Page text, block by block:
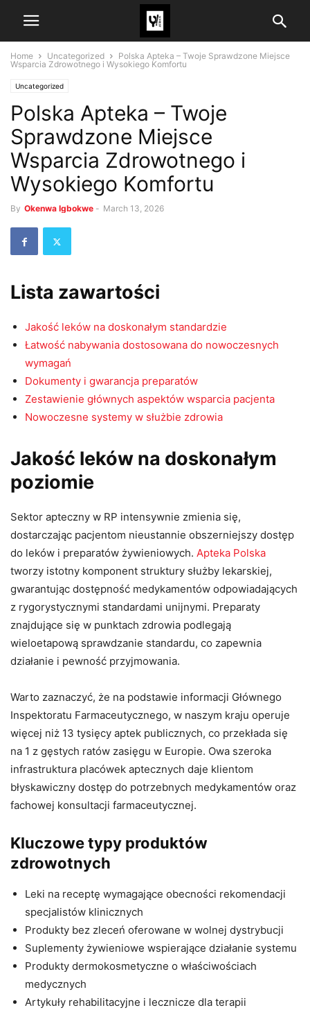
Home Uncategorized
Polska Apteka – Twoje Sprawdzone Miejsce
Wsparcia Zdrowotnego i Wysokiego Komfortu
Uncategorized
Polska Apteka – Twoje
Sprawdzone Miejsce
Wsparcia Zdrowotnego i
Wysokiego Komfortu
By Okenwa Igbokwe - March 13, 2026
Lista zawartości
Jakość leków na doskonałym standardzie
Łatwość nabywania dostosowana do nowoczesnych
wymagań
Dokumenty i gwarancja preparatów
Zestawienie głównych aspektów wsparcia pacjenta
Nowoczesne systemy w służbie zdrowia
Jakość leków na doskonałym
poziomie
Sektor apteczny w RP intensywnie zmienia się,
dostarczając pacjentom nieustannie obszerniejszy dostęp
do leków i preparatów żywieniowych. Apteka Polska
tworzy istotny komponent struktury służby lekarskiej,
gwarantując dostępność medykamentów odpowiadających
z rygorystycznymi standardami unijnymi. Preparaty
znajdujące się w punktach zdrowia podlegają
wieloetapową sprawdzanie standardu, co zapewnia
działanie i pewność przyjmowania.
Warto zaznaczyć, że na podstawie informacji Głównego
Inspektoratu Farmaceutycznego, w naszym kraju operuje
więcej niż 13 tysięcy aptek publicznych, co przekłada się
na 1 z gęstych ratów zasięgu w Europie. Owa szeroka
infrastruktura placówek aptecznych daje klientom
błyskawiczny dostęp do potrzebnych medykamentów oraz
fachowej konsultacji farmaceutycznej.
Kluczowe typy produktów
zdrowotnych
Leki na receptę wymagające obecności rekomendacji
specjalistów klinicznych
Produkty bez zleceń oferowane w wolnej dystrybucji
Suplementy żywieniowe wspierające działanie systemu
Produkty dermokosmetyczne o właściwościach
medycznych
Artykuły rehabilitacyjne i lecznicze dla terapii